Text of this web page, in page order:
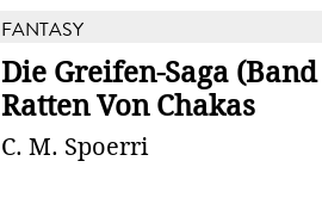
FANTASY
Die Greifen-Saga
Ratten Von Chakas
C. M. Spoerri